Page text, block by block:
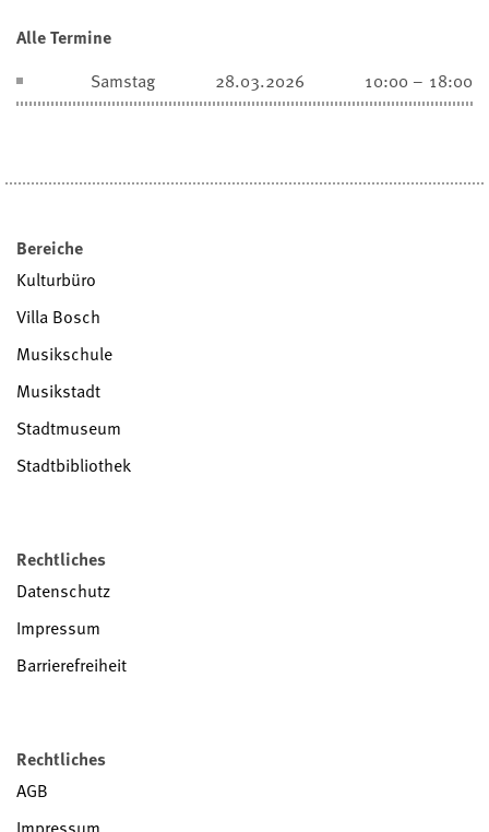
Alle Termine
Samstag
28.03.2026 10:00 – 18:00
Bereiche
Kulturbüro
Villa Bosch
Musikschule
Musikstadt
Stadtmuseum
Stadtbibliothek
Rechtliches
Datenschutz
Impressum
Barrierefreiheit
Rechtliches
AGB